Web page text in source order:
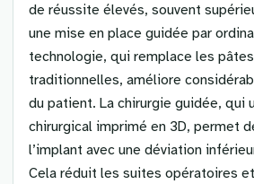
de réussite élevés, souvent
une mise en place guidée par
technologie, qui remplace les
traditionnelles, améliore
du patient. La chirurgie guidée, qui
chirurgical imprimé en 3D, permet
l’implant avec une déviation
Cela réduit les suites opératoires